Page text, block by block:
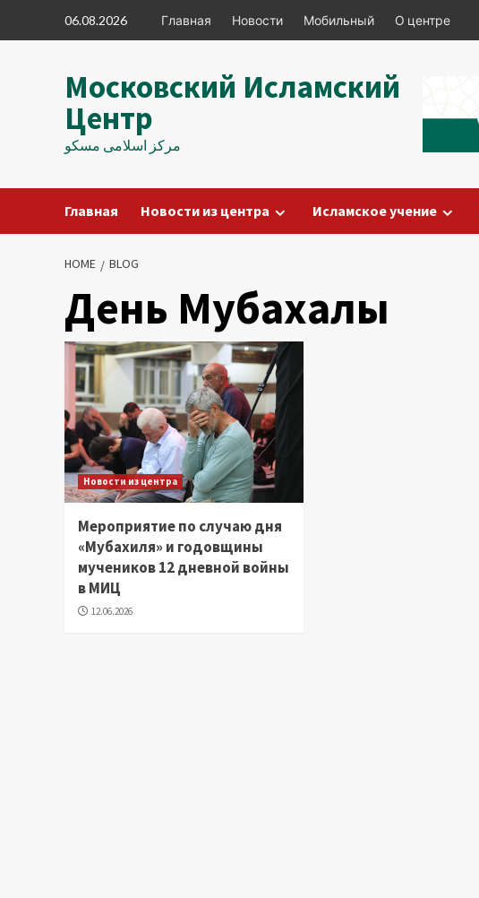
06.08.2026 Главная Новости Мобильный О центре
Московский Исламский
Центр
مرکز اسلامی مسکو
Главная Новости из центра Исламское учение
HOME BLOG
День Мубахалы
Новости из центра
Мероприятие по случаю дня
«Мубахиля» и годовщины
мучеников 12 дневной войны
в МИЦ
12.06.2026